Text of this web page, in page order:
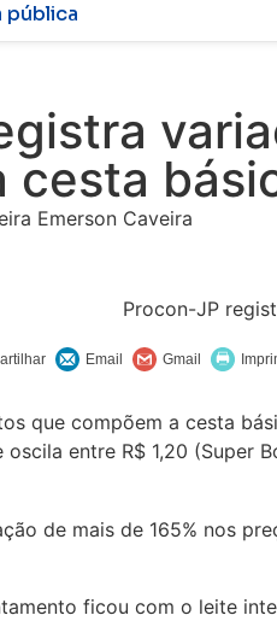
pública
cesta
Emerson Caveira
que compõem a cesta
entre R$ 1,20 (Super
ficou com o leite